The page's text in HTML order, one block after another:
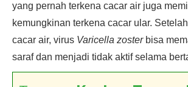
yang pernah terkena cacar air juga
kemungkinan terkena cacar ular.
cacar air, virus Varicella zosterbisa
saraf dan menjadi tidak aktif selama